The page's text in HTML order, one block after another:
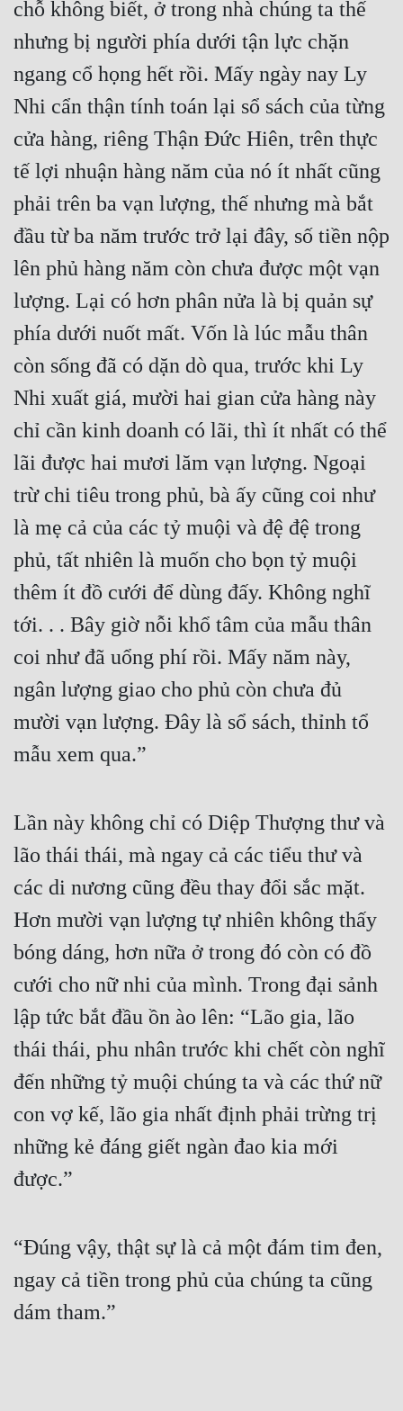
chỗ không biết, ở trong nhà chúng ta thế
nhưng bị người phía dưới tận lực chặn
ngang cổ họng hết rồi. Mấy ngày nay Ly
Nhi cẩn thận tính toán lại sổ sách của từng
cửa hàng, riêng Thận Đức Hiên, trên thực
tế lợi nhuận hàng năm của nó ít nhất cũng
phải trên ba vạn lượng, thế nhưng mà bắt
đầu từ ba năm trước trở lại đây, số tiền nộp
lên phủ hàng năm còn chưa được một vạn
lượng. Lại có hơn phân nửa là bị quản sự
phía dưới nuốt mất. Vốn là lúc mẫu thân
còn sống đã có dặn dò qua, trước khi Ly
Nhi xuất giá, mười hai gian cửa hàng này
chỉ cần kinh doanh có lãi, thì ít nhất có thể
lãi được hai mươi lăm vạn lượng. Ngoại
trừ chi tiêu trong phủ, bà ấy cũng coi như
là mẹ cả của các tỷ muội và đệ đệ trong
phủ, tất nhiên là muốn cho bọn tỷ muội
thêm ít đồ cưới để dùng đấy. Không nghĩ
tới. . . Bây giờ nỗi khổ tâm của mẫu thân
coi như đã uổng phí rồi. Mấy năm này,
ngân lượng giao cho phủ còn chưa đủ
mười vạn lượng. Đây là sổ sách, thỉnh tổ
mẫu xem qua.”
Lần này không chỉ có Diệp Thượng thư và
lão thái thái, mà ngay cả các tiểu thư và
các di nương cũng đều thay đổi sắc mặt.
Hơn mười vạn lượng tự nhiên không thấy
bóng dáng, hơn nữa ở trong đó còn có đồ
cưới cho nữ nhi của mình. Trong đại sảnh
lập tức bắt đầu ồn ào lên: “Lão gia, lão
thái thái, phu nhân trước khi chết còn nghĩ
đến những tỷ muội chúng ta và các thứ nữ
con vợ kế, lão gia nhất định phải trừng trị
những kẻ đáng giết ngàn đao kia mới
được.”
“Đúng vậy, thật sự là cả một đám tim đen,
ngay cả tiền trong phủ của chúng ta cũng
dám tham.”